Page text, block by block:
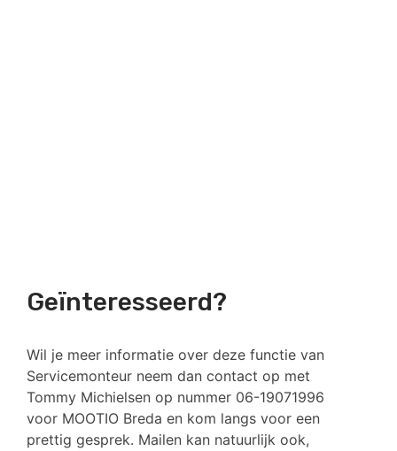
Geïnteresseerd?
Wil je meer informatie over deze functie van
Servicemonteur neem dan contact op met
Tommy Michielsen op nummer 06-19071996
voor MOOTIO Breda en kom langs voor een
prettig gesprek. Mailen kan natuurlijk ook,